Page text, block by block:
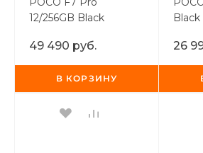
Получайте товар
Оставшиеся
списываться
12/256GB Black
49 490 руб.
В КОРЗИНУ
Black
26